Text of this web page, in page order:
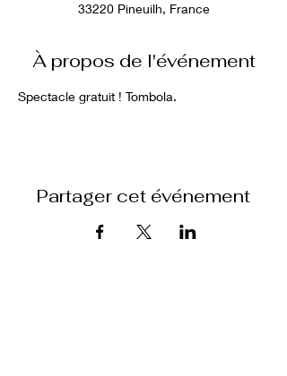
33220 Pineuilh, France
À propos de l'événement
Spectacle gratuit ! Tombola.
Partager cet événement